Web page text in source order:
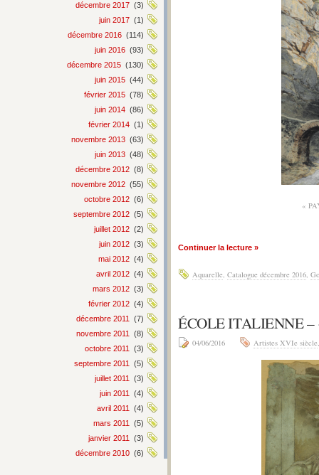
décembre 2017 (3)
juin 2017 (1)
décembre 2016 (114)
juin 2016 (93)
décembre 2015 (130)
juin 2015 (44)
février 2015 (78)
juin 2014 (86)
février 2014 (1)
novembre 2013 (63)
juin 2013 (48)
décembre 2012 (8)
novembre 2012 (55)
octobre 2012 (6)
septembre 2012 (5)
juillet 2012 (2)
juin 2012 (3)
mai 2012 (4)
avril 2012 (4)
mars 2012 (3)
février 2012 (4)
décembre 2011
(7)
novembre 2011
(8)
octobre 2011
(3)
septembre 2011
(5)
juillet 2011
(3)
juin 2011
(4)
avril 2011
(4)
mars 2011
(5)
janvier 2011
(3)
décembre 2010 (6)
«
Continuer la lecture »
Aquarelle, Catalogue décembre 2016,
ÉCOLE ITALIENNE
04/06/2016 Artistes XVIe siècle